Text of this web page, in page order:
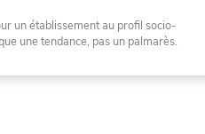
un établissement au profil socio-
une tendance, pas un palmarès.